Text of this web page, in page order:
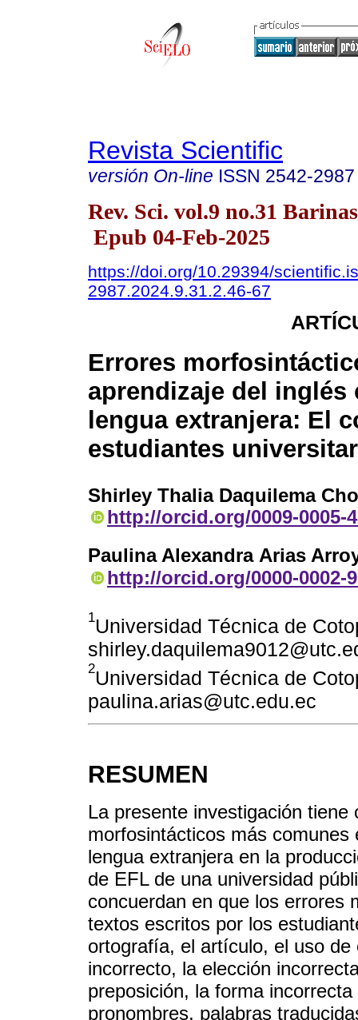
Revista Scientific
versión On-line ISSN 2542-2987
Rev. Sci. vol.9 no.31
Epub 04-Feb-2025
https://doi.org/10.29394/
2987.2024.9.31.2.46-67
Errores
aprendizaje del inglés
lengua extranjera: El
estudiantes
Shirley Thalia Daquilema
http://orcid.org/0009-0005-
Paulina Alexandra Arias
http://orcid.org/0000-0002-
1Universidad Técnica de
2Universidad Técnica de
paulina.arias@utc.edu.ec
RESUMEN
La presente investigación
morfosintácticos más
lengua extranjera en la
de EFL de una universidad
concuerdan en que los errores
textos escritos por los
ortografía, el artículo, el uso
incorrecto, la elección
preposición, la forma
pronombres, palabras